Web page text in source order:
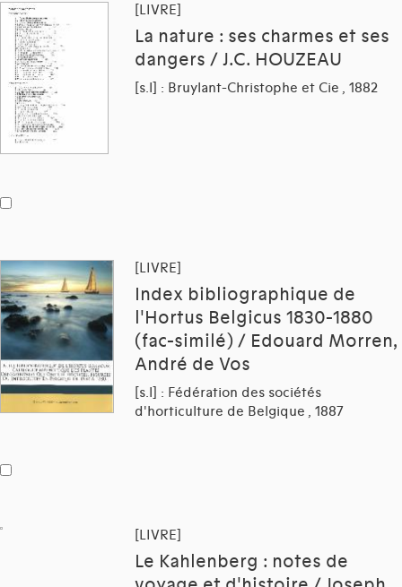
[LIVRE]
La nature : ses charmes et ses
dangers / J.C. HOUZEAU
[s.l] : Bruylant-Christophe et Cie , 1882
[LIVRE]
Index bibliographique de
l'Hortus Belgicus 1830-1880
(fac-similé) / Edouard Morren,
André de Vos
[s.l] : Fédération des sociétés
d'horticulture de Belgique , 1887
[LIVRE]
Le Kahlenberg : notes de